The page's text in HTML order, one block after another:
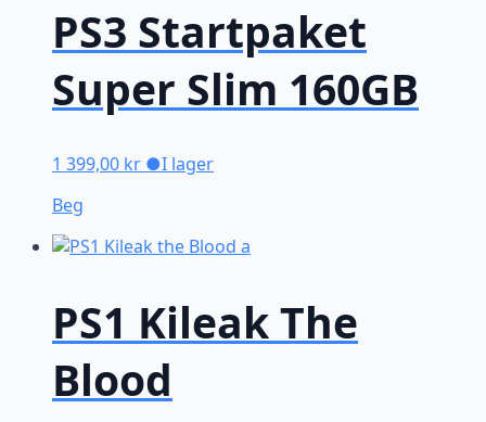
PS3 Startpaket
Super Slim 160GB
1 399,00 kr ●I lager
Beg
PS1 Kileak The
Blood